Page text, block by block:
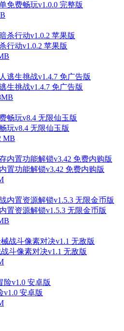
免费畅玩v1.0.0 完整版
行动v1.0.2 苹果版
生挑战v1.4.7 免广告版
玩v8.4 无限仙玉版
MB
置功能解锁v3.42 免费内购版
置资源解锁v1.5.3 无限金币版
斗像素对决v1.1 无敌版
v1.0 安卓版